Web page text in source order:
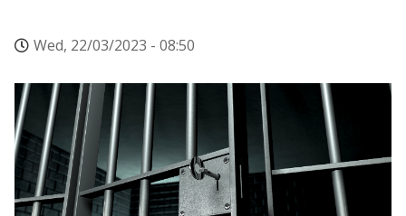
Wed, 22/03/2023 - 08:50